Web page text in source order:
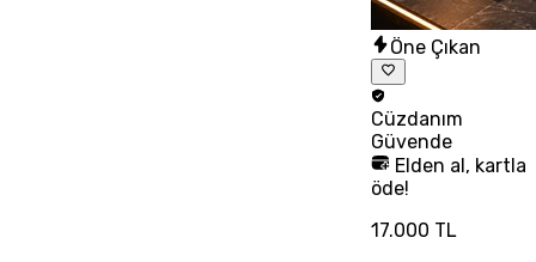
Öne Çıkan
Cüzdanım
Güvende
Elden al, kartla
öde!
17.000 TL